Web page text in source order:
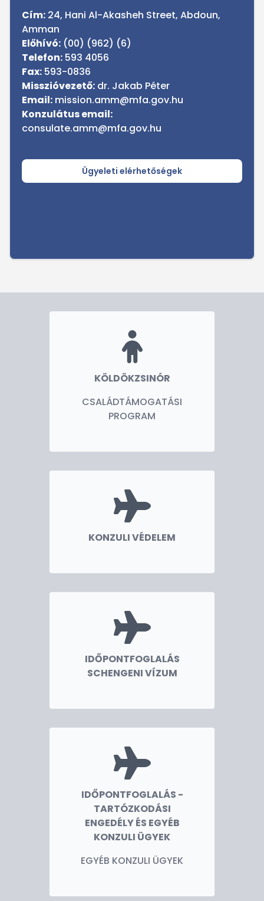
Cím: 24, Hani Al-Akasheh Street, Abdoun,
Amman
Előhívó: (00) (962) (6)
Telefon: 593 4056
Fax: 593-0836
Misszióvezető: dr. Jakab Péter
Email: mission.amm@mfa.gov.hu
Konzulátus email:
consulate.amm@mfa.gov.hu
Ügyeleti elérhetőségek
KÖLDÖKZSINÓR
CSALÁDTÁMOGATÁSI
PROGRAM
KONZULI VÉDELEM
IDŐPONTFOGLALÁS
SCHENGENI VÍZUM
IDŐPONTFOGLALÁS -
TARTÓZKODÁSI
ENGEDÉLY ÉS EGYÉB
KONZULI ÜGYEK
EGYÉB KONZULI ÜGYEK